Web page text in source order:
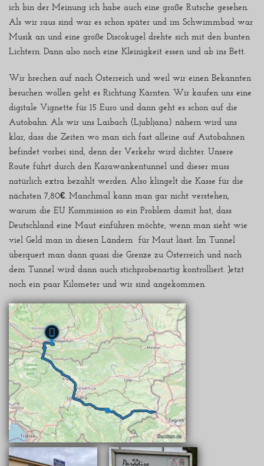
ich bin der Meinung ich habe auch eine große Rutsche gesehen.
Als wir raus sind war es schon später und im Schwimmbad war
Musik an und eine große Discokugel drehte sich mit den bunten
Lichtern. Dann also noch eine Kleinigkeit essen und ab ins Bett.
Wir brechen auf nach Österreich und weil wir einen Bekannten
besuchen wollen geht es Richtung Kärnten. Wir kaufen uns eine
digitale Vignette für 15 Euro und dann geht es schon auf die
Autobahn. Als wir uns Laibach (Ljubljana) nähern wird uns
klar, dass die Zeiten wo man sich fast alleine auf Autobahnen
befindet vorbei sind, denn der Verkehr wird dichter. Unsere
Route führt durch den Karawankentunnel und dieser muss
natürlich extra bezahlt werden. Also klingelt die Kasse für die
nächsten 7,80€. Manchmal kann man gar nicht verstehen,
warum die EU Kommission so ein Problem damit hat, dass
Deutschland eine Maut einführen möchte, wenn man sieht wie
viel Geld man in diesen Ländern für Maut lässt. Im Tunnel
überquert man dann quasi die Grenze zu Österreich und nach
dem Tunnel wird dann auch stichprobenartig kontrolliert. Jetzt
noch ein paar Kilometer und wir sind angekommen.